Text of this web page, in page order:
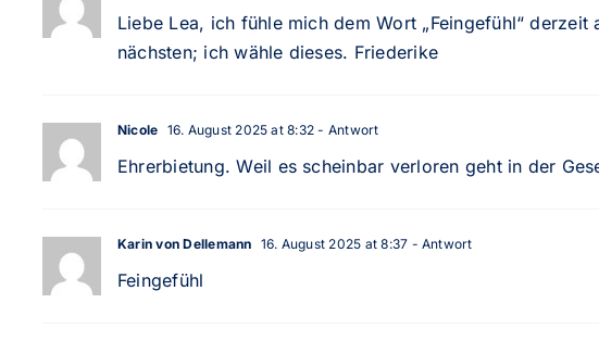
Liebe Lea, ich fühle mich dem Wort „Feingefühl“ derzeit
nächsten; ich wähle dieses. Friederike
Nicole 16. August 2025 at 8:32 - Antwort
Ehrerbietung. Weil es scheinbar verloren geht in der
Karin von Dellemann 16. August 2025 at 8:37 - Antwort
Feingefühl